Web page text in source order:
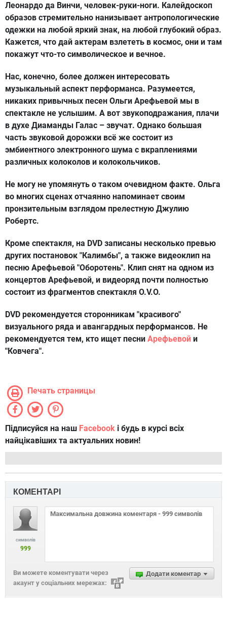
Леонардо да Винчи, человек-руки-ноги. Калейдоскоп
образов стремительно нанизывает антропологические
одежки на любой яркий знак, на любой глубокий образ.
Кажется, что дай актерам взлететь в космос, они и там
покажут что-то символическое и вечное.
Нас, конечно, более должен интересовать
музыкальный аспект перформанса. Разумеется,
никаких привычных песен Ольги Арефьевой мы в
спектакле не услышим. А вот звукоподражания, плачи
в духе Диаманды Галас – звучат. Однако большая
часть звуковой дорожки всё же состоит из
эмбиентного электронного шума с вкраплениями
различных колоколов и колокольчиков.
Не могу не упомянуть о таком очевидном факте. Ольга
во многих сценах отчаянно напоминает своим
пронзительным взглядом прелестную Джулию
Робертс.
Кроме спектакля, на DVD записаны несколько превью
других постановок "Калимбы", а также видеоклип на
песню Арефьевой "Оборотень". Клип снят на одном из
концертов Арефьевой, и видеоряд почти полностью
состоит из фрагментов спектакля O.V.O.
DVD рекомендуется сторонникам "красивого"
визуального ряда и авангардных перформансов. Не
рекомендуется тем, кто ищет песни Арефьевой и
"Ковчега".
Печать страницы
Підписуйся на наш Facebook і будь в курсі всіх
найцікавіших та актуальних новин!
КОМЕНТАРІ
символів
999
Додати коментар
Ви можете коментувати через
акаунт у соціальних мережах: